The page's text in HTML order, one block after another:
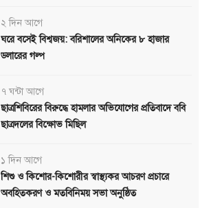
২ দিন আগে
ঘরে বসেই বিশ্বজয়: বরিশালের অনিকের ৮ হাজার
ডলারের গল্প
৭ ঘন্টা আগে
ছাত্রশিবিরের বিরুদ্ধে হামলার অভিযোগের প্রতিবাদে ববি
ছাত্রদলের বিক্ষোভ মিছিল
১ দিন আগে
শিশু ও কিশোর-কিশোরীর স্বাস্থ্যকর আচরণ প্রচারে
অবহিতকরণ ও মতবিনিময় সভা অনুষ্ঠিত